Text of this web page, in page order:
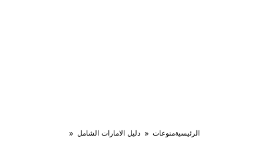
الرئيسيةمنوعات دليل الامارات الشامل